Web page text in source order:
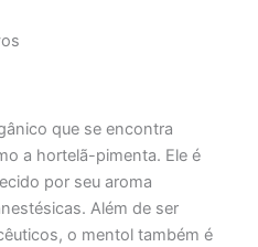
que se encontra
a hortelã-pimenta. Ele é
por seu aroma
Além de ser
o mentol também é